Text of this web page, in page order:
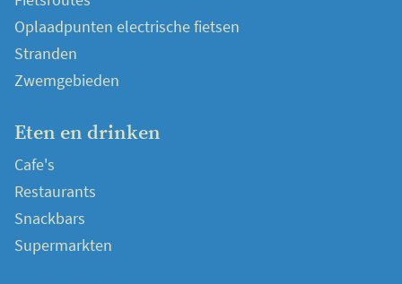
Oplaadpunten electrische fietsen
Stranden
Zwemgebieden
Eten en drinken
Cafe's
Restaurants
Snackbars
Supermarkten